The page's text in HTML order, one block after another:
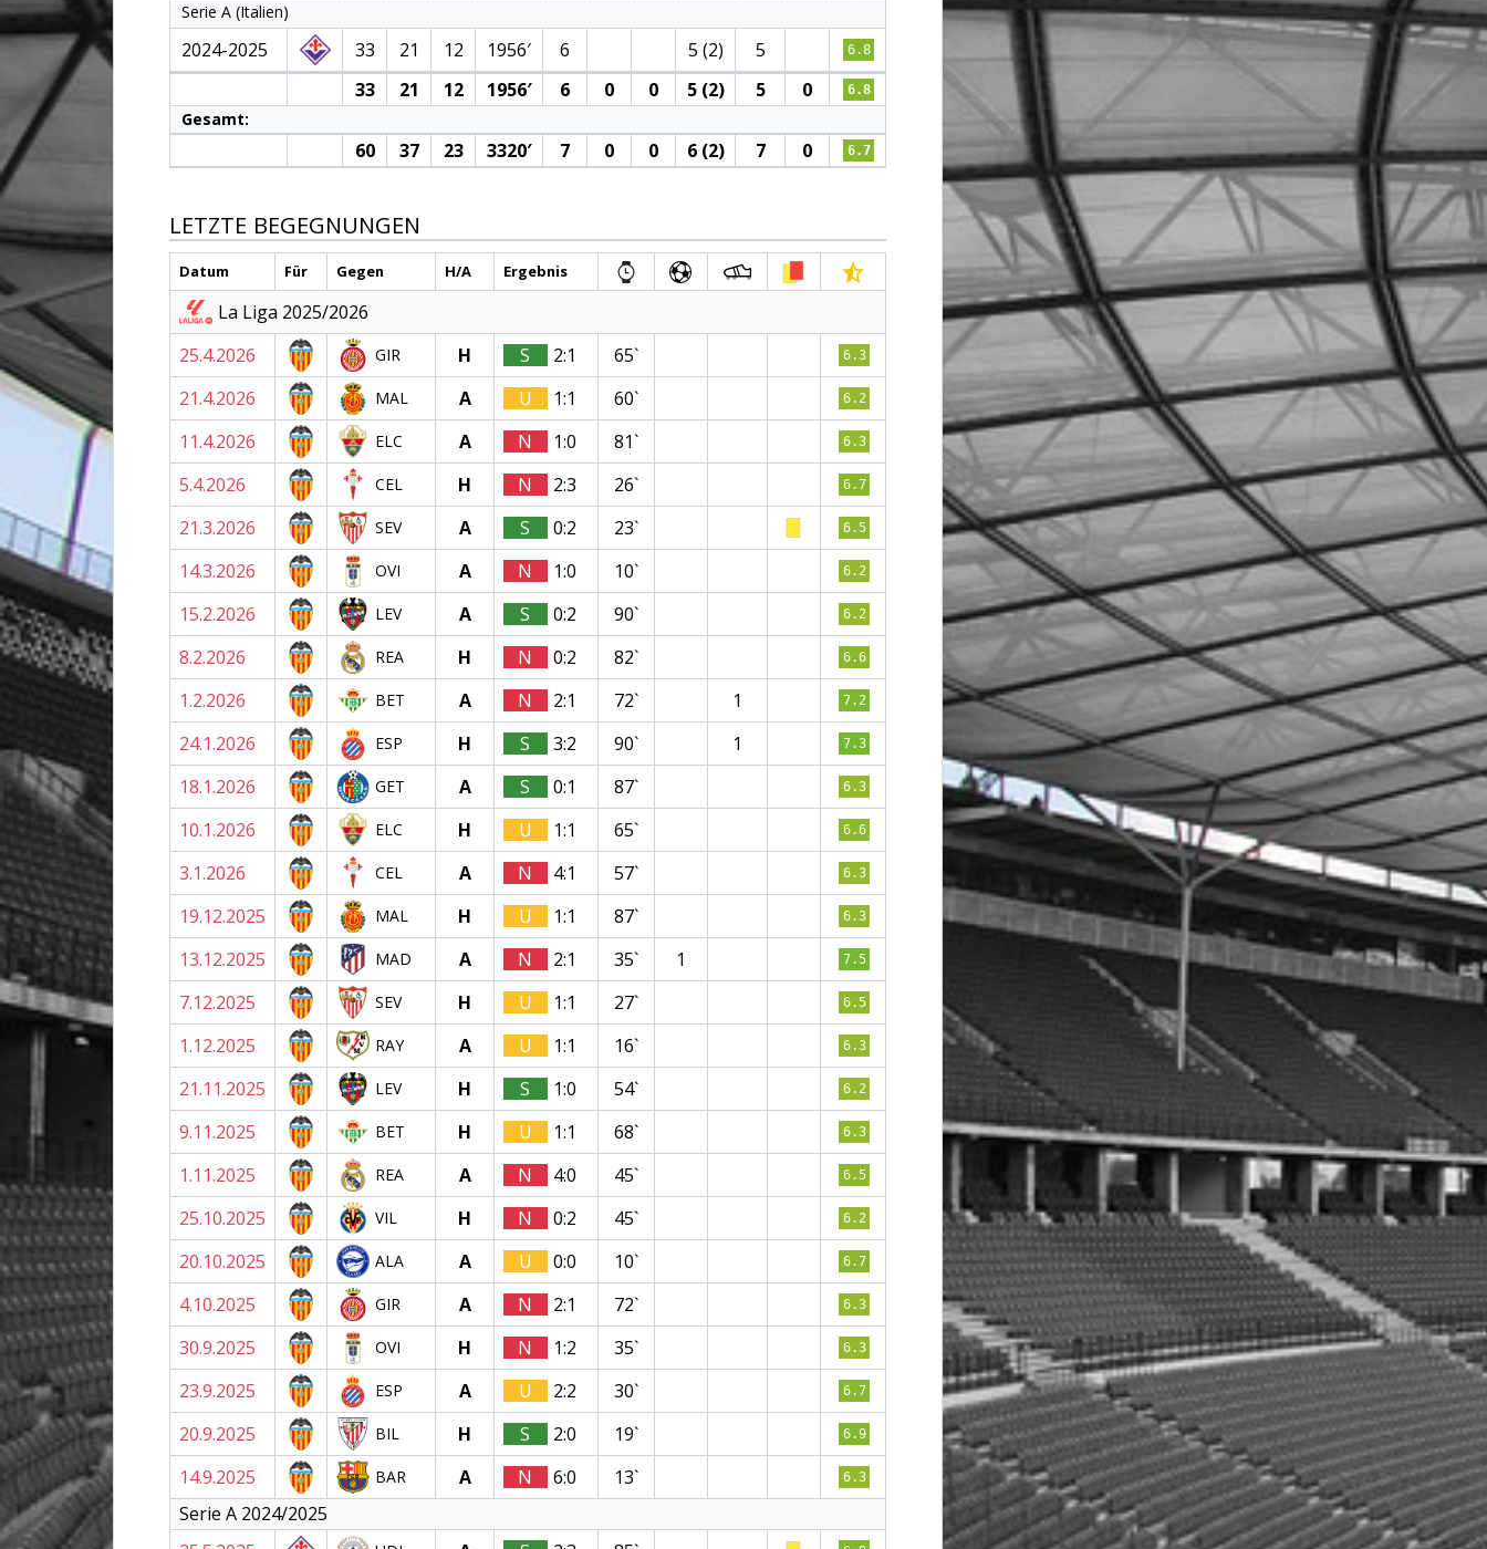
Serie A (Italien)
2024-2025 33 21 12 1956′ 6 5 (2) 5 6.8
33 21 12 1956′ 6 0 0 5 (2) 5 0 6.8
Gesamt:
60 37 23 3320′ 7 0 0 6 (2) 7 0 6.7
LETZTE BEGEGNUNGEN
Datum Für Gegen H/A Ergebnis
La Liga 2025/2026
25.4.2026
GIR H S 2:1 65` 6.3
21.4.2026 MAL A U 1:1 60` 6.2
11.4.2026 ELC A N 1:0 81` 6.3
5.4.2026 CEL H N 2:3 26` 6.7
21.3.2026 SEV A S 0:2 23` 6.5
14.3.2026 OVI A N 1:0 10` 6.2
15.2.2026 LEV A S 0:2 90` 6.2
8.2.2026 REA H N 0:2 82` 6.6
1.2.2026 BET A N 2:1 72` 1 7.2
24.1.2026 ESP H S 3:2 90` 1 7.3
18.1.2026 GET A S 0:1 87` 6.3
10.1.2026 ELC H U 1:1 65` 6.6
3.1.2026 CEL A N 4:1 57` 6.3
19.12.2025 MAL H U 1:1 87` 6.3
13.12.2025 MAD A N 2:1 35` 1 7.5
7.12.2025 SEV H U 1:1 27` 6.5
1.12.2025 RAY A U 1:1 16` 6.3
21.11.2025 LEV H S 1:0 54` 6.2
9.11.2025 BET H U 1:1 68` 6.3
1.11.2025 REA A N 4:0 45` 6.5
25.10.2025 VIL H N 0:2 45` 6.2
20.10.2025 ALA A U 0:0 10` 6.7
4.10.2025 GIR A N 2:1 72` 6.3
30.9.2025 OVI H N 1:2 35` 6.3
23.9.2025 ESP A U 2:2 30` 6.7
20.9.2025 BIL H S 2:0 19` 6.9
14.9.2025 BAR A N 6:0 13` 6.3
Serie A 2024/2025